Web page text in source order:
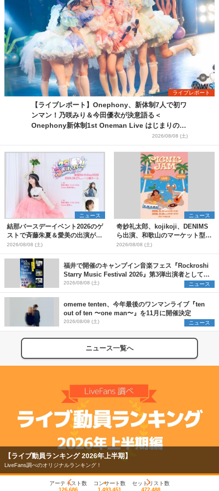
ライブレポート
【ライブレポート】Onephony、新体制7人で初ワ
ンマン！乃咲みり＆今田優衣が決意語る＜
Onephony新体制1st Oneman Live はじまりの夏
2026/08/08 (土)
ニュース
結那バースデーイベント2026のゲ
ストで斉藤朱夏＆愛美の出演が決
定
2026/08/08 (土)
ニュース
奇妙礼太郎、kojikoji、DENIMS
ら出演、和歌山のマーケット型野
外イベント『PICNIC JAM
2026』早割チケット発売開始
2026/08/08 (土)
福井で開催のキャンプイン音楽フェス『Rockroshi
Starry Music Festival 2026』第3弾出演者として
SCOOBIE DO、かりゆし58、Reiを発表
2026/08/08 (土) ニュース
omeme tenten、今年最後のワンマンライブ『ten
out of ten 〜one man〜』を11月に開催決定
2026/08/08 (土) ニュース
ニュース一覧へ
【ライブ動員ランキング 2026年上半期】
LiveFans調べのオリジナルランキング！
アーティスト数
126,686
コンサート数
1,493,451
セットリスト数
472,488